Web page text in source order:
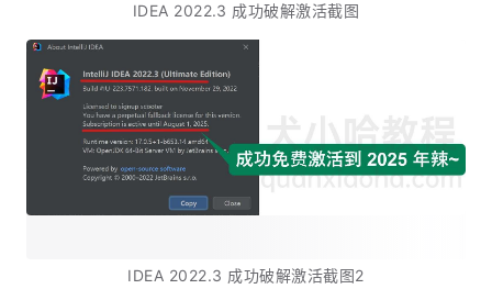
IDEA 2022.3 成功破解激活截图
IDEA 2022.3 成功破解激活截图2